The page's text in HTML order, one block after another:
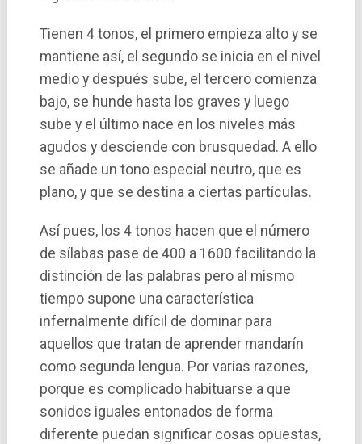
Tienen 4 tonos, el primero empieza alto y se
mantiene así­, el segundo se inicia en el nivel
medio y después sube, el tercero comienza
bajo, se hunde hasta los graves y luego
sube y el último nace en los niveles más
agudos y desciende con brusquedad. A ello
se añade un tono especial neutro, que es
plano, y que se destina a ciertas partí­culas.
Así­ pues, los 4 tonos hacen que el número
de sí­labas pase de 400 a 1600 facilitando la
distinción de las palabras pero al mismo
tiempo supone una caracterí­stica
infernalmente difí­cil de dominar para
aquellos que tratan de aprender mandarí­n
como segunda lengua. Por varias razones,
porque es complicado habituarse a que
sonidos iguales entonados de forma
diferente puedan significar cosas opuestas,